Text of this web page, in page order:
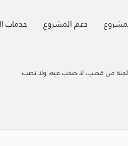
دعم المشروع خدمات
من قصب، لا صخب فيه، ولا نصب